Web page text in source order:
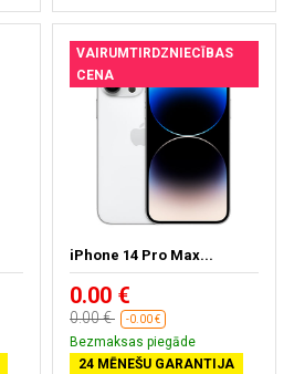
VAIRUMTIRDZNIECĪBAS
CENA
iPhone 14 Pro Max...
0.00 €
0.00 € -0.00 €
Bezmaksas piegāde
24 MĒNEŠU GARANTIJA